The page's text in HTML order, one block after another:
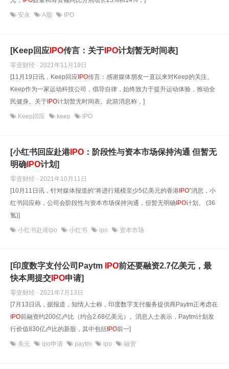
安永 A股 IPO
[Keep回应 IPO传言：关于 IPO计划暂无时间表]
零壹财经 · 2021年11月19日
[11月19日讯，Keep回应IPO传言：感谢媒体朋友一直以来对Keep的关注。
Keep作为一家运动科技公司，倡导自律，始终致力于提升运动体验，推动全
民健身。关于IPO计划暂无时间表。此前消息称，]
Keep回应 keep IPO
[小红书回应赴港IPO ：阶段性与资本市场保持沟通 但暂无
明确 IPO计划]
零壹财经 · 2021年10月11日
[10月11日讯，针对媒体报道的“将进行规模至少5亿美元的香港IPO”消息，小
红书回应称，公司会阶段性与资本市场保持沟通，但暂无明确IPO计划。 (36
氪)]
小红书赴港ipo 小红书 ipo 资本市场
[印度数字支付公司Paytm IPO前还要融资2.7亿美元，最
快本周提交 IPO申请]
零壹财经 · 2021年7月13日
[7月13日讯，据报道，知情人士称，印度数字支付服务提供商Paytm正考虑在
IPO前融资约200亿卢比（约合2.68亿美元）。消息人士表示，Paytm计划发
行价值830亿卢比的新股，其中包括IPO前一]
美元 ipo申请 paytm ipo 融资